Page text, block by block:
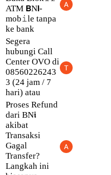
ATM 𝗕N𝗜-
mob𝚒le tanpa
ke bank
Segera
hubungi Call
Center OVO di
08560226243
3 (24 jam / 7
hari) atau
Proses Refund
dari BN𝖎
akibat
Transaksi
Gagal
Transfer?
Langkah ini